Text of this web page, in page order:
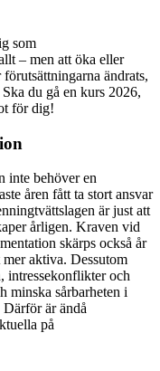
som
– men att öka eller
ändrats,
du gå en kurs 2026,
för dig!
inte behöver en
åren fått ta stort ansvar
är just att
årligen. Kraven vid
skärps också år
aktiva. Dessutom
intressekonflikter och
minska sårbarheten i
Därför är ändå
på